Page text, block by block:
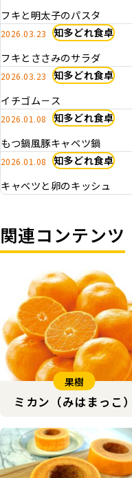
フキと明太子のパスタ
2026.03.23 知多どれ食卓
フキとささみのサラダ
2026.03.23 知多どれ食卓
イチゴム－ス
2026.01.08 知多どれ食卓
もつ鍋風豚キャベツ鍋
2026.01.08 知多どれ食卓
キャベツと卵のキッシュ
関連コンテンツ
果樹
ミカン（みはまっこ）